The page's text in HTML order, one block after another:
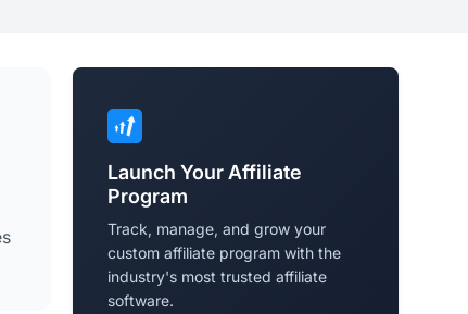
Launch Your Affiliate
Program
Track, manage, and grow your
custom affiliate program with the
industry's most trusted affiliate
software.